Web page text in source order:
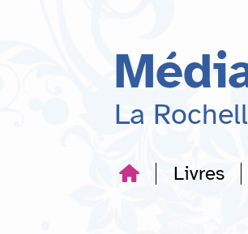
recherche
La
Livres